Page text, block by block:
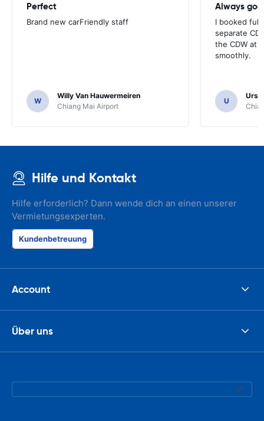
Perfect
Brand new carFriendly staff
W
Willy Van Hauwermeiren
Chiang Mai Airport
I booked full
separate
the CDW at
smoothly.
U
Urs
Hilfe und Kontakt
Hilfe erforderlich? Dann wende dich an einen unserer
Vermietungsexperten.
Kundenbetreuung
Account
Über uns